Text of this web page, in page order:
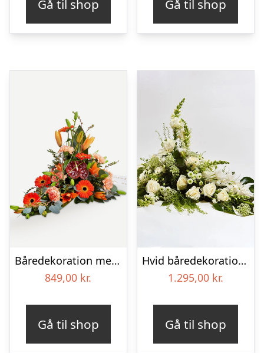
Gå til shop Gå til shop
Båredekoration med bånd
849,00 kr.
Gå til shop
Hvid båredekoration – Blomster til begravelse
1.295,00 kr.
Gå til shop